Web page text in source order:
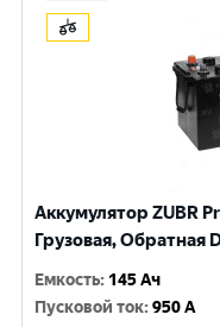
Аккумулятор ZUBR
Грузовая, Обратная
Емкость: 145 Ач
Пусковой ток:950 A